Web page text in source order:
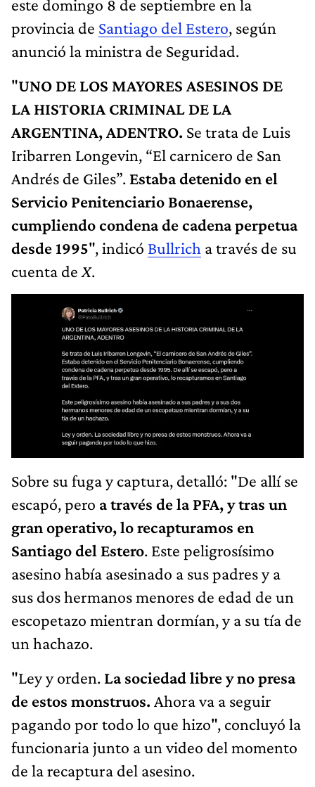
este domingo 8 de septiembre en la
provincia de Santiago del Estero, según
anunció la ministra de Seguridad.
"UNO DE LOS MAYORES ASESINOS DE
LA HISTORIA CRIMINAL DE LA
ARGENTINA, ADENTRO. Se trata de Luis
Iribarren Longevin, “El carnicero de San
Andrés de Giles”. Estaba detenido en el
Servicio Penitenciario Bonaerense,
cumpliendo condena de cadena perpetua
desde 1995", indicó Bullrich a través de su
cuenta de X.
Sobre su fuga y captura, detalló: "De allí se
escapó, pero a través de la PFA, y tras un
gran operativo, lo recapturamos en
Santiago del Estero. Este peligrosísimo
asesino había asesinado a sus padres y a
sus dos hermanos menores de edad de un
escopetazo mientran dormían, y a su tía de
un hachazo.
"Ley y orden. La sociedad libre y no presa
de estos monstruos. Ahora va a seguir
pagando por todo lo que hizo", concluyó la
funcionaria junto a un video del momento
de la recaptura del asesino.